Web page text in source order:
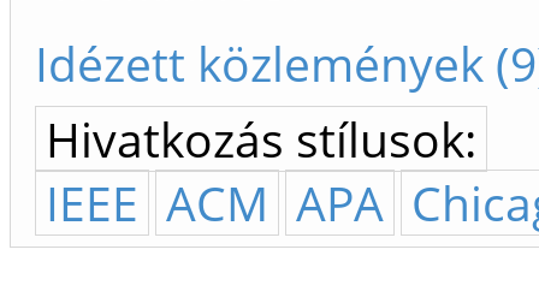
Idézett közlemények
Hivatkozás stílusok:
IEEE ACM APA